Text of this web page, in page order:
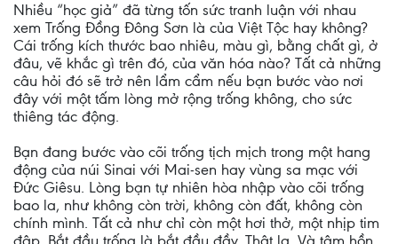
Nhiều “học giả” đã từng tốn sức tranh luận với nhau
xem Trống Ðồng Ðông Sơn là của Việt Tộc hay không?
Cái trống kích thước bao nhiêu, màu gì, bằng chất gì, ở
đâu, vẽ khắc gì trên đó, của văn hóa nào? Tất cả những
câu hỏi đó sẽ trở nên lẩm cẩm nếu bạn bước vào nơi
đây với một tấm lòng mở rộng trống không, cho sức
thiêng tác động.
Bạn đang bước vào cõi trống tịch mịch trong một hang
động của núi Sinai với Mai-sen hay vùng sa mạc với
Ðức Giêsu. Lòng bạn tự nhiên hòa nhập vào cõi trống
bao la, như không còn trời, không còn đất, không còn
chính mình. Tất cả như chỉ còn một hơi thở, một nhịp tim
đập. Bắt đầu trống là bắt đầu đầy. Thật lạ. Và tâm hồn